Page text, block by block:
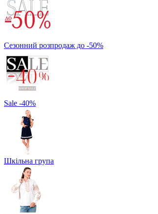
Сезонний розпродаж до -50%
Sale -40%
Шкільна група